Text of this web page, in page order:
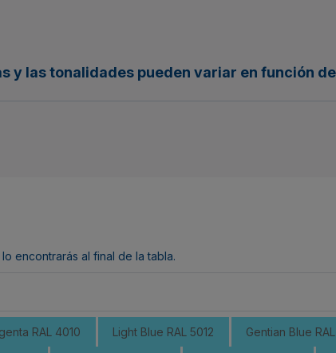
y las tonalidades pueden variar en función
encontrarás al final de la tabla.
RAL 4010 Light Blue RAL 5012 Gentian Blue